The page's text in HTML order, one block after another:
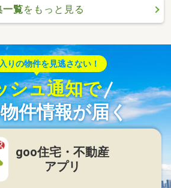
一覧をもっと見る
りの物件を見逃さない！
シュ通知で
件情報が届く
goo住宅・不動産
アプリ